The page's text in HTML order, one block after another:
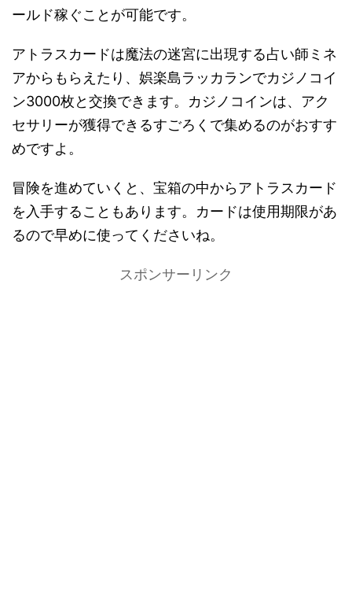
ールド稼ぐことが可能です。
アトラスカードは魔法の迷宮に出現する占い師ミネ
アからもらえたり、娯楽島ラッカランでカジノコイ
ン3000枚と交換できます。カジノコインは、アク
セサリーが獲得できるすごろくで集めるのがおすす
めですよ。
冒険を進めていくと、宝箱の中からアトラスカード
を入手することもあります。カードは使用期限があ
るので早めに使ってくださいね。
スポンサーリンク